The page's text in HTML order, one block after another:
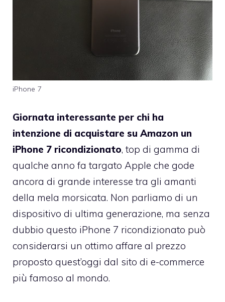
iPhone 7
Giornata interessante per chi ha
intenzione di acquistare su Amazon un
iPhone 7 ricondizionato, top di gamma di
qualche anno fa targato Apple che gode
ancora di grande interesse tra gli amanti
della mela morsicata. Non parliamo di un
dispositivo di ultima generazione, ma senza
dubbio questo iPhone 7 ricondizionato può
considerarsi un ottimo affare al prezzo
proposto quest’oggi dal sito di e-commerce
più famoso al mondo.